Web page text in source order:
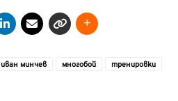
иван минчев многобой
тренировки